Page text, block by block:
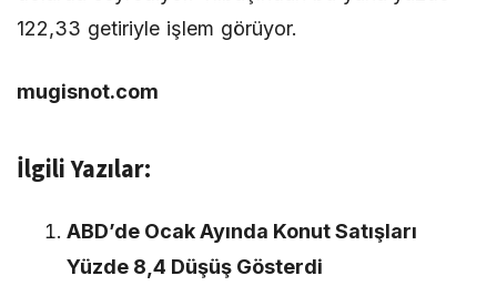
122,33 getiriyle işlem görüyor.
mugisnot.com
İlgili Yazılar:
ABD’de Ocak Ayında Konut Satışları
Yüzde 8,4 Düşüş Gösterdi